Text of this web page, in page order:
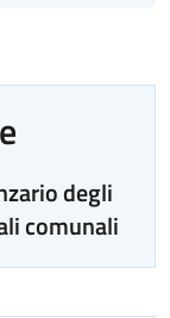
degli
comunali